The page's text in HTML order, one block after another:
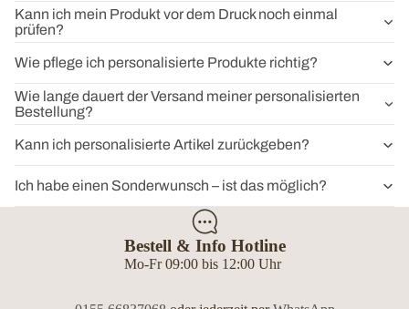
Kann ich mein Produkt vor dem Druck noch einmal
prüfen?
Wie pflege ich personalisierte Produkte richtig?
Wie lange dauert der Versand meiner personalisierten
Bestellung?
Kann ich personalisierte Artikel zurückgeben?
Ich habe einen Sonderwunsch – ist das möglich?
Bestell & Info Hotline
Mo-Fr 09:00 bis 12:00 Uhr